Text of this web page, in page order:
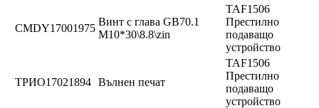
CMDY17001975
Винт с глава GB70.1
M10*30\8.8\zin
TAF1506
Престилно
подаващо
устройство
ТРИО17021894 Вълнен печат
TAF1506
Престилно
подаващо
устройство